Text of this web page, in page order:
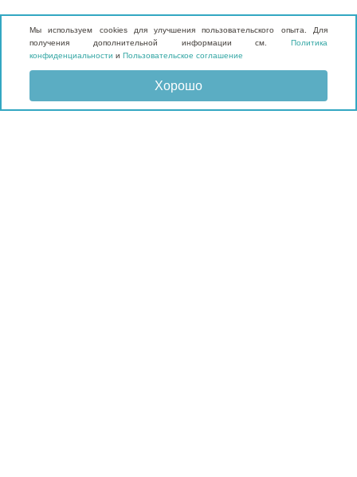
Мы используем cookies для улучшения пользовательского опыта. Для
получения дополнительной информации см. Политика
конфиденциальности и Пользовательское соглашение
Хорошо